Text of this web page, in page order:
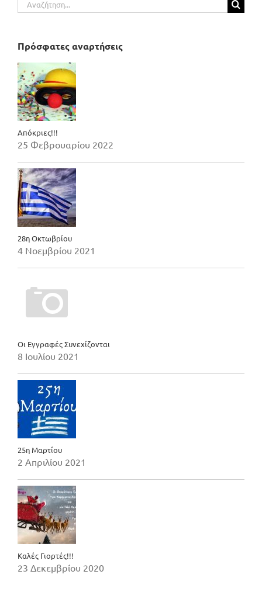
για:
Πρόσφατες αναρτήσεις
Απόκριες!!!
25 Φεβρουαρίου 2022
28η Οκτωβρίου
4 Νοεμβρίου 2021
Οι Εγγραφές Συνεχίζονται
8 Ιουλίου 2021
25η Μαρτίου
2 Απριλίου 2021
Καλές Γιορτές!!!
23 Δεκεμβρίου 2020